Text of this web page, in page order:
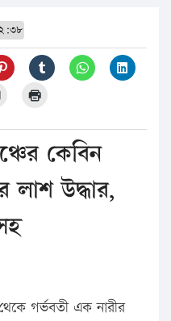
কেবিন
লাশ উদ্ধার,
থেকে গর্ভবতী এক নারীর